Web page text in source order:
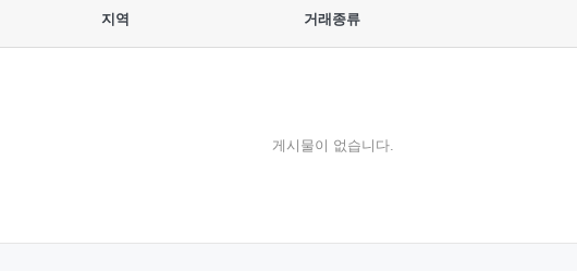
지역 거래종류
게시물이 없습니다.